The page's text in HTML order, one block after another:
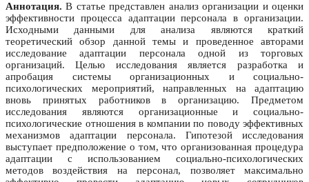
Аннотация. В статье представлен анализ организации и оценки
эффективности процесса адаптации персонала в организации.
Исходными данными для анализа являются краткий
теоретический обзор данной темы и проведенное авторами
исследование адаптации персонала одной из торговых
организаций. Целью исследования является разработка и
апробация системы организационных и социально-
психологических мероприятий, направленных на адаптацию
вновь принятых работников в организацию. Предметом
исследования являются организационные и социально-
психологические отношения в компании по поводу эффективных
механизмов адаптации персонала. Гипотезой исследования
выступает предположение о том, что организованная процедура
адаптации с использованием социально-психологических
методов воздействия на персонал, позволяет максимально